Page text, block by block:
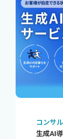
コンサ
生成AI